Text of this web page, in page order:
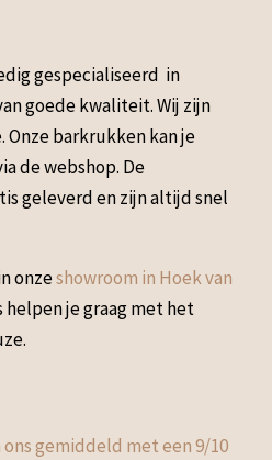
gespecialiseerd in
goede kwaliteit. Wij zijn
Onze barkrukken kan je
de webshop. De
geleverd en zijn altijd snel
onzeshowroom in Hoek van
helpen je graag met het
gemiddeld met een9/10